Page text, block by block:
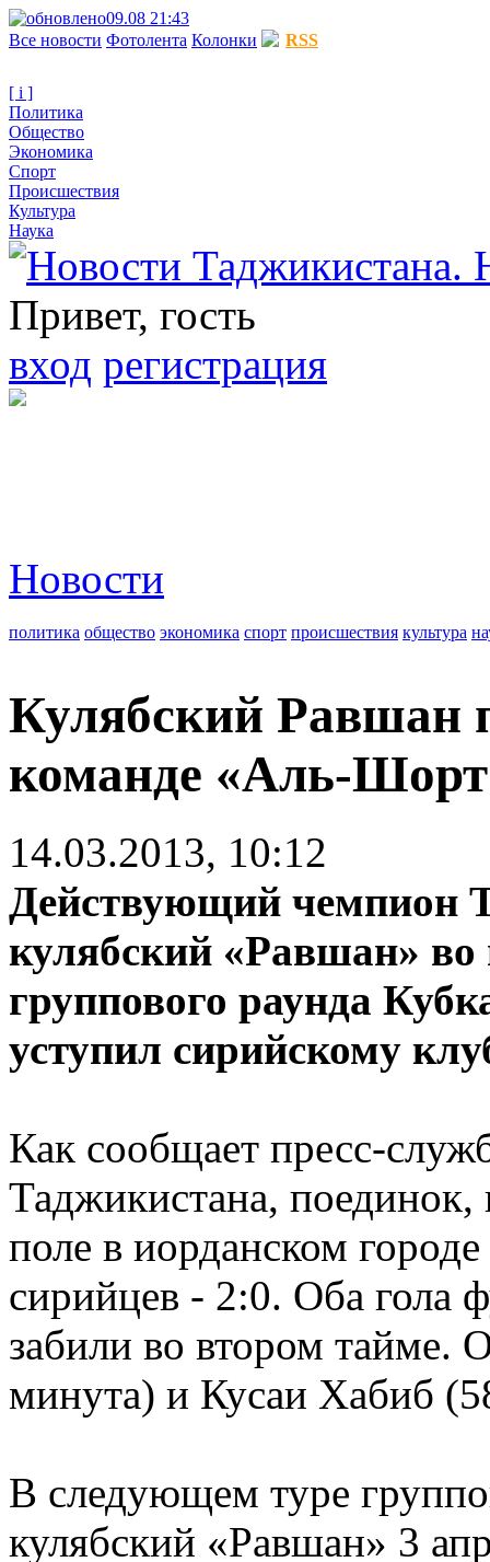
09.08 21:43
Все новости Фотолента Колонки RSS
[ i ]
Политика
Общество
Экономика
Спорт
Происшествия
Культура
Наука
Привет, гость
вход регистрация
Новости
политика общество экономика спорт происшествия культура
Кулябский Равшан
команде «Аль-
14.03.2013, 10:12
Действующий чемпион
кулябский «Равшан»
группового раунда
уступил сирийскому
Как сообщает пресс-
Таджикистана,
поле в иорданском
сирийцев - 2:0. Оба
забили во втором тайме.
минута) и Кусаи Хабиб
В следующем туре
кулябский «Равшан» 3